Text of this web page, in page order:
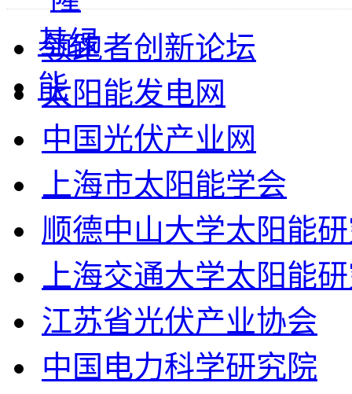
领跑者创新论坛
太阳能发电网
中国光伏产业网
上海市太阳能学会
顺德中山大学太阳能
上海交通大学太阳能
江苏省光伏产业协会
中国电力科学研究院